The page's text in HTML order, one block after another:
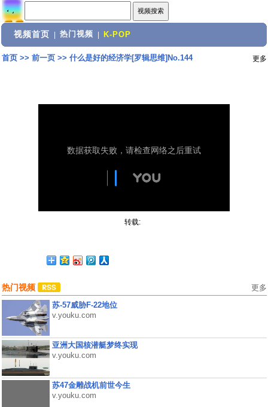
视频首页 热门视频 K-POP
首页>> 前一页>> 什么是好的经济学[罗辑思维]No.144 更多
转载:
热门视频 更多
苏-57威胁F-22地位
v.youku.com
亚洲大国核潜艇梦终实现
v.youku.com
苏47金雕战机前世今生
v.youku.com